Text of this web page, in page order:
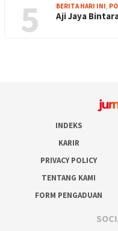
5 BERITA HARI INI,
Aji Jaya
INDEKS
KARIR
PRIVACY POLICY
TENTANG KAMI
FORM PENGADUAN